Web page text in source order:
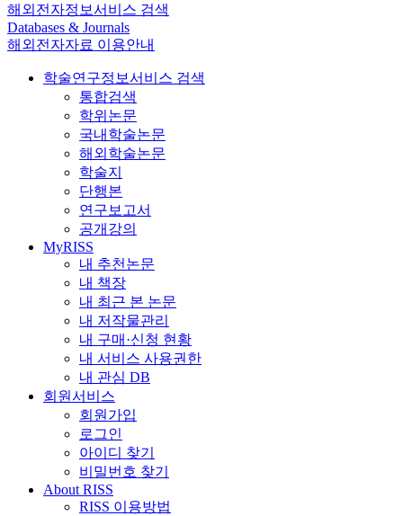
해외전자정보서비스 검색
Databases & Journals
해외전자자료 이용안내
학술연구정보서비스 검색
통합검색
학위논문
국내학술논문
해외학술논문
학술지
단행본
연구보고서
공개강의
MyRISS
내 추천논문
내 책장
내 최근 본 논문
내 저작물관리
내 구매·신청 현황
내 서비스 사용권한
내 관심 DB
회원서비스
회원가입
로그인
아이디 찾기
비밀번호 찾기
About RISS
RISS 이용방법